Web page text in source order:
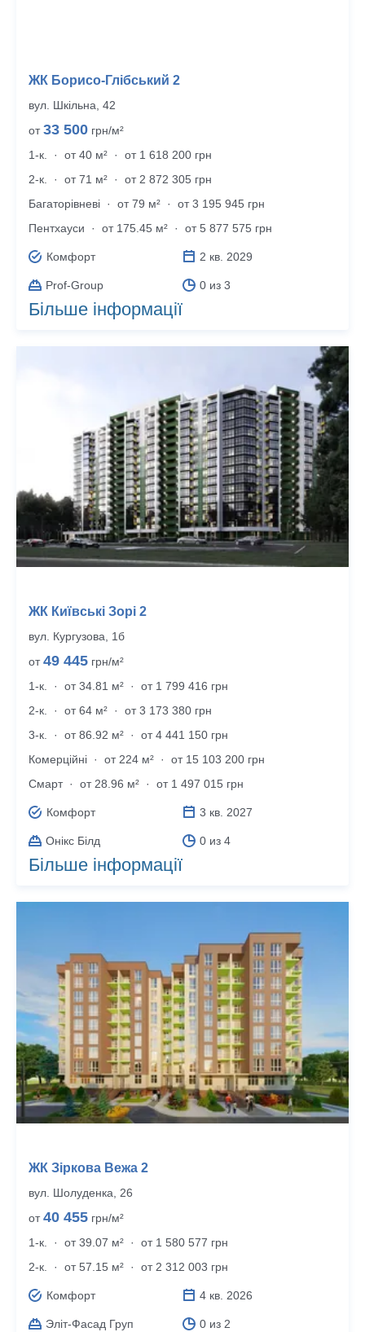
ЖК Борисо-Глібський 2
вул. Шкільна, 42
от33 500 грн/м²
1-к.
· от 40 м² ·
от 1 618 200 грн
2-к.
· от 71 м² ·
от 2 872 305 грн
Багато­рівневі · от 79 м² ·
от 3 195 945 грн
Пентхауси
· от 175.45 м² · от 5 877 575 грн
Комфорт 2 кв. 2029
Prof-Group 0 из 3
Більше інформації
ЖК Київські Зорі 2
вул. Кургузова, 1б
от49 445 грн/м²
1-к.
· от 34.81 м² ·
от 1 799 416 грн
2-к.
· от 64 м² ·
от 3 173 380 грн
3-к.
· от 86.92 м² ·
от 4 441 150 грн
Комерційні · от 224 м² ·
от 15 103 200 грн
Смарт · от 28.96 м² · от 1 497 015 грн
Комфорт 3 кв. 2027
Онікс Білд 0 из 4
Більше інформації
ЖК Зіркова Вежа 2
вул. Шолуденка, 26
от40 455 грн/м²
1-к.
· от 39.07 м² ·
от 1 580 577 грн
2-к.
· от 57.15 м² · от 2 312 003 грн
Комфорт 4 кв. 2026
Эліт-Фасад Груп 0 из 2